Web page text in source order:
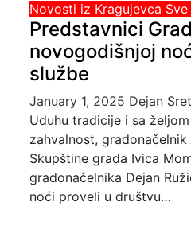
Novosti iz Kragujevca
Predstavnici
novogodišnjoj
službe
January 1, 2025 Dejan
Uduhu tradicije i sa
zahvalnost,
Skupštine grada Ivica
gradonačelnika Dejan
noći proveli u društvu…